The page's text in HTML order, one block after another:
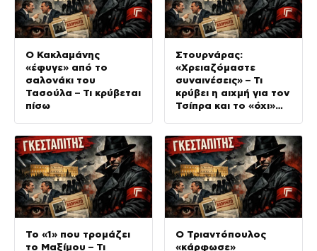
Ο Κακλαμάνης
«έφυγε» από το
σαλονάκι του
Τασούλα – Τι κρύβεται
πίσω
Στουρνάρας:
«Χρειαζόμαστε
συναινέσεις» – Τι
κρύβει η αιχμή για τον
Τσίπρα και το «όχι»
Το «1» που τρομάζει
το Μαξίμου – Τι
Ο Τριαντόπουλος
«κάρφωσε»